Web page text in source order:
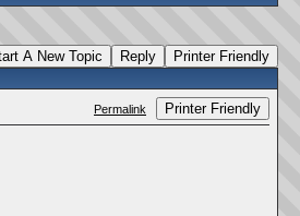
A New Topic Reply Printer Friendly
Permalink Printer Friendly